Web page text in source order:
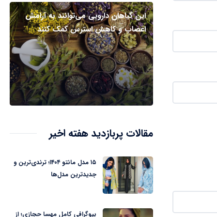
این گیاهان دارویی می‌توانند به آرامش
اعصاب و کاهش استرس کمک کنند
مقالات پربازدید هفته اخیر
۱۵ مدل مانتو ۱۴۰۴؛ ترندی‌ترین و
جدیدترین مدل‌ها
بیوگرافی کامل مهسا حجازی؛ از